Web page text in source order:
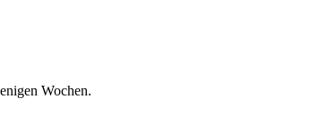
Wochen.